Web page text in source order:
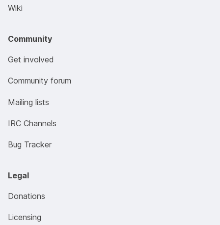
Wiki
Community
Get involved
Community forum
Mailing lists
IRC Channels
Bug Tracker
Legal
Donations
Licensing